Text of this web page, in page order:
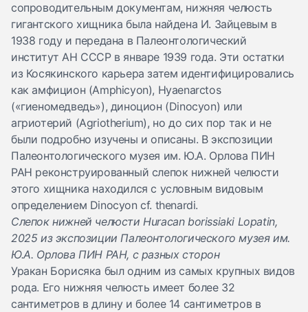
сопроводительным документам, нижняя челюсть
гигантского хищника была найдена И. Зайцевым в
1938 году и передана в Палеонтологический
институт АН СССР в январе 1939 года. Эти остатки
из Косякинского карьера затем идентифицировались
как амфицион (Amphicyon), Hyaenarctos
(«гиеномедведь»), диноцион (Dinocyon) или
агриотерий (Agriotherium), но до сих пор так и не
были подробно изучены и описаны. В экспозиции
Палеонтологического музея им. Ю.А. Орлова ПИН
РАН реконструированный слепок нижней челюсти
этого хищника находился с условным видовым
определением Dinocyon cf. thenardi.
Слепок нижней челюсти Huracan borissiaki Lopatin,
2025 из экспозиции Палеонтологического музея им.
Ю.А. Орлова ПИН РАН, с разных сторон
Уракан Борисяка был одним из самых крупных видов
рода. Его нижняя челюсть имеет более 32
сантиметров в длину и более 14 сантиметров в